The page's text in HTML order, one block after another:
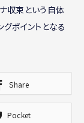
収束という自体
ポイントとなる
Share
Pocket